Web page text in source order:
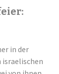
in der
israelischen